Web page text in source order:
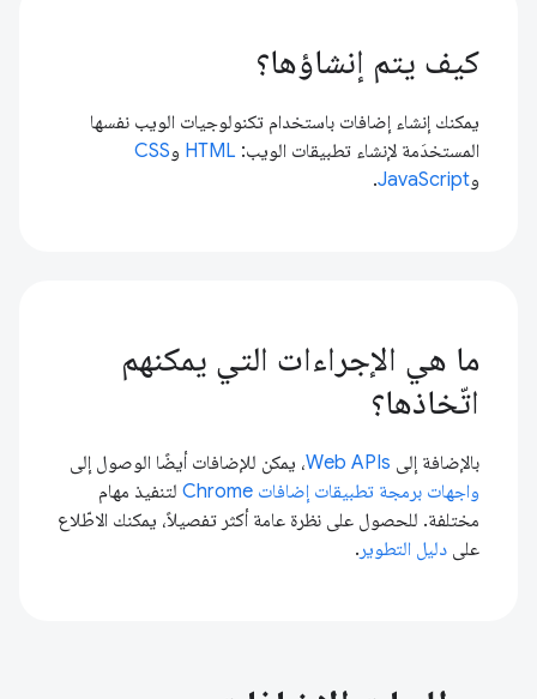
كيف يتم إنشاؤها؟
يمكنك إنشاء إضافات باستخدام تكنولوجيات الويب نفسها
المستخدَمة لإنشاء تطبيقات الويب: HTML وCSS
وJavaScript
.
ما هي الإجراءات التي يمكنهم
اتّخاذها؟
بالإضافة إلى Web APIs، يمكن للإضافات أيضًا الوصول إلى
واجهات برمجة تطبيقات إضافات Chrome
لتنفيذ مهام
مختلفة. للحصول على نظرة عامة أكثر تفصيلاً، يمكنك الاطّلاع
على دليل التطوير .